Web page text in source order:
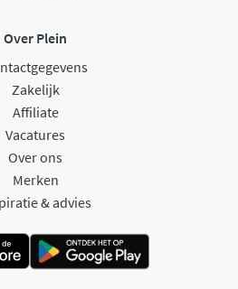
Over Plein
Zakelijk
Affiliate
Vacatures
Over ons
Merken
& advies